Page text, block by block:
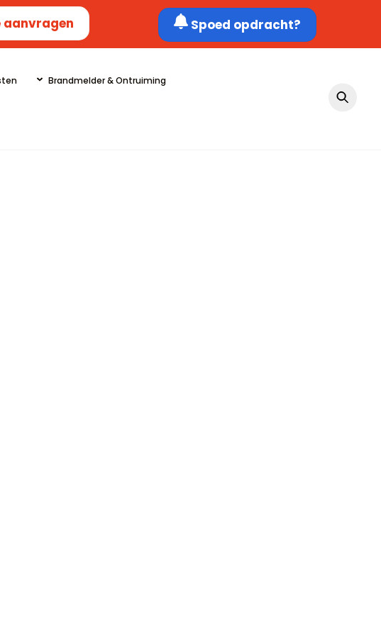
aanvragen Spoed opdracht?
Brandmelder & Ontruiming